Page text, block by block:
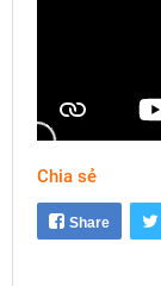
Chia sẻ
Share